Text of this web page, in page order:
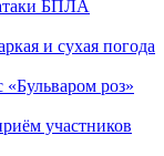
БПЛА
и сухая погода
«Бульваром роз»
участников